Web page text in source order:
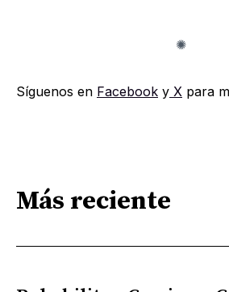
Síguenos en Facebook y X para
Más reciente